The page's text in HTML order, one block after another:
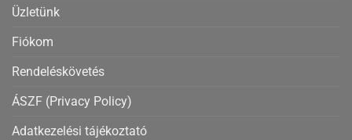
Üzletünk
Fiókom
Rendeléskövetés
ÁSZF (Privacy Policy)
Adatkezelési tájékoztató